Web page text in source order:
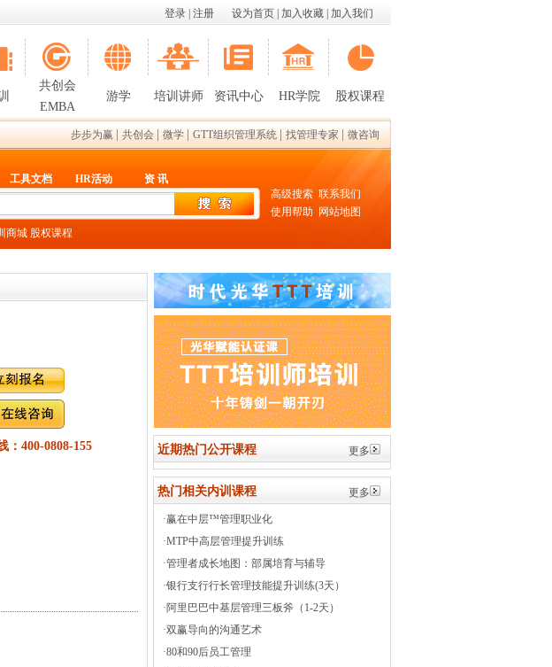
设为首页 加入收藏 加入我们
登录 注册
共创会
EMBA
游学 培训讲师 资讯中心 HR学院 股权课程
步步为赢 共创会 微学 GTT组织管理系统 找管理专家 微咨询
工具文档 HR活动 资 讯
商城 股权课程
高级搜索 联系我们
使用帮助
网站地图
：400-0808-155 近期热门公开课程 更多
热门相关内训课程 更多
·赢在中层™管理职业化
·MTP中高层管理提升训练
·管理者成长地图：部属培育与辅导
·银行支行行长管理技能提升训练(3天）
·阿里巴巴中基层管理三板斧（1-2天）
·双赢导向的沟通艺术
·80和90后员工管理